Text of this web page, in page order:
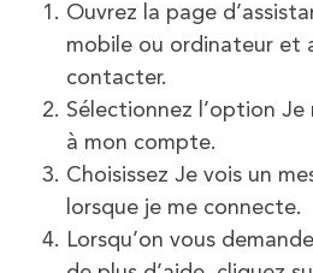
Ouvrez la page
mobile ou ordinateur et
contacter.
Sélectionnez l’option
à mon compte.
Choisissez Je vois un
lorsque je me connecte.
Lorsqu’on vous